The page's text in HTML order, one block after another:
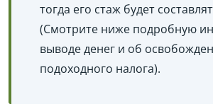
тогда его стаж будет
(Смотрите ниже подробную
выводе денег и об
подоходного налога).